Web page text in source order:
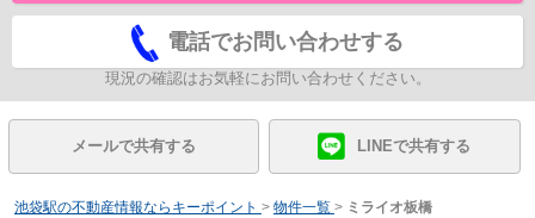
電話でお問い合わせする
現況の確認はお気軽にお問い合わせください。
メールで共有する LINEで共有する
池袋駅の不動産情報ならキーポイント > 物件一覧 > ミライオ板橋